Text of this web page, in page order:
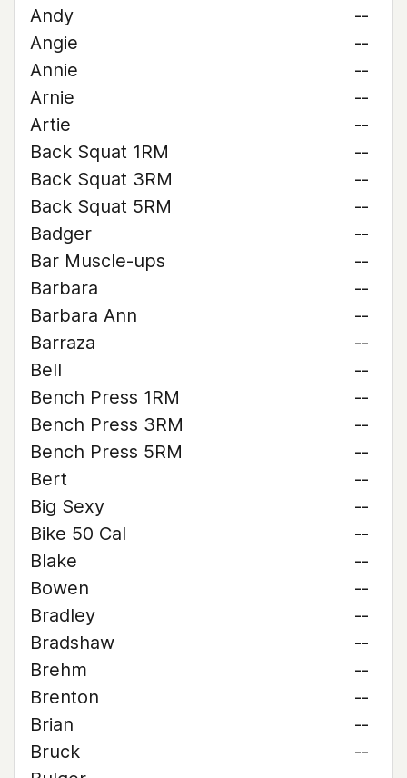
Andy
--
Angie
--
Annie
--
Arnie
--
Artie
--
Back Squat 1RM
--
Back Squat 3RM
--
Back Squat 5RM
--
Badger
--
Bar Muscle-ups
--
Barbara
--
Barbara Ann
--
Barraza
--
Bell
--
Bench Press 1RM
--
Bench Press 3RM
--
Bench Press 5RM
--
Bert
--
Big Sexy
--
Bike 50 Cal
--
Blake
--
Bowen
--
Bradley
--
Bradshaw
--
Brehm
--
Brenton
--
Brian
--
Bruck
--